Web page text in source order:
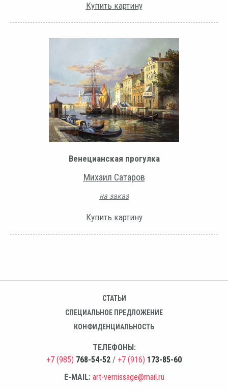
Купить картину
Венецианская прогулка
Михаил Сатаров
на заказ
Купить картину
СТАТЬИ
СПЕЦИАЛЬНОЕ ПРЕДЛОЖЕНИЕ
КОНФИДЕНЦИАЛЬНОСТЬ
ТЕЛЕФОНЫ:
+7 (985) 768-54-52 / +7 (916) 173-85-60
E-MAIL: art-vernissage@mail.ru